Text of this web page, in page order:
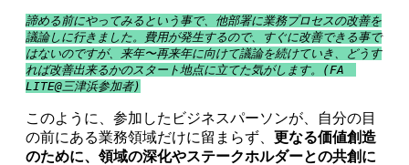
諦める前にやってみるという事で、他部署に業務プロセスの改善を
議論しに行きました。費用が発生するので、すぐに改善できる事で
はないのですが、来年〜再来年に向けて議論を続けていき、どうす
れば改善出来るかのスタート地点に立てた気がします。(FA
LITE@三津浜参加者)
このように、参加したビジネスパーソンが、自分の目
の前にある業務領域だけに留まらず、 更なる価値創造
のために、領域の深化やステークホルダーとの共創に